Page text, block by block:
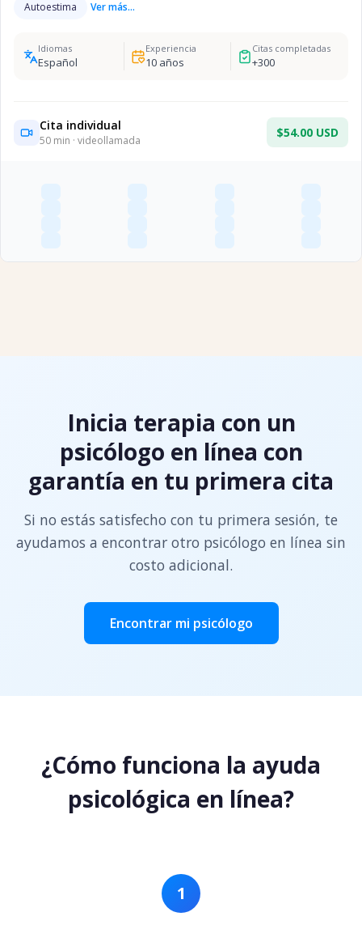
Autoestima Ver más...
Idiomas
Español
Experiencia
10años
Citas completadas
+300
Cita individual
50 min · videollamada
$54.00 USD
Inicia terapia con un
psicólogo en línea con
garantía en tu primera cita
Si no estás satisfecho con tu primera sesión, te
ayudamos a encontrar otro psicólogo en línea sin
costo adicional.
Encontrar mi psicólogo
¿Cómo funciona la ayuda
psicológica en línea?
1